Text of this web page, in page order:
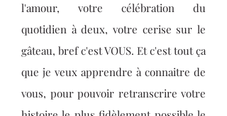
l'amour, votre célébration du
quotidien à deux, votre cerise sur le
gâteau, bref c'est VOUS. Et c'est tout ça
que je veux apprendre à connaitre de
vous, pour pouvoir retranscrire votre